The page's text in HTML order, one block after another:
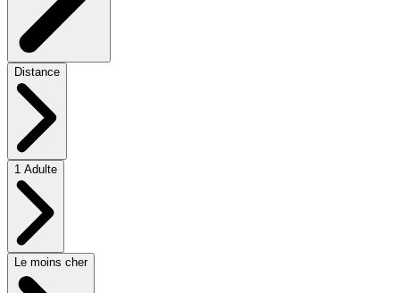
Distance
1 Adulte
Le moins cher